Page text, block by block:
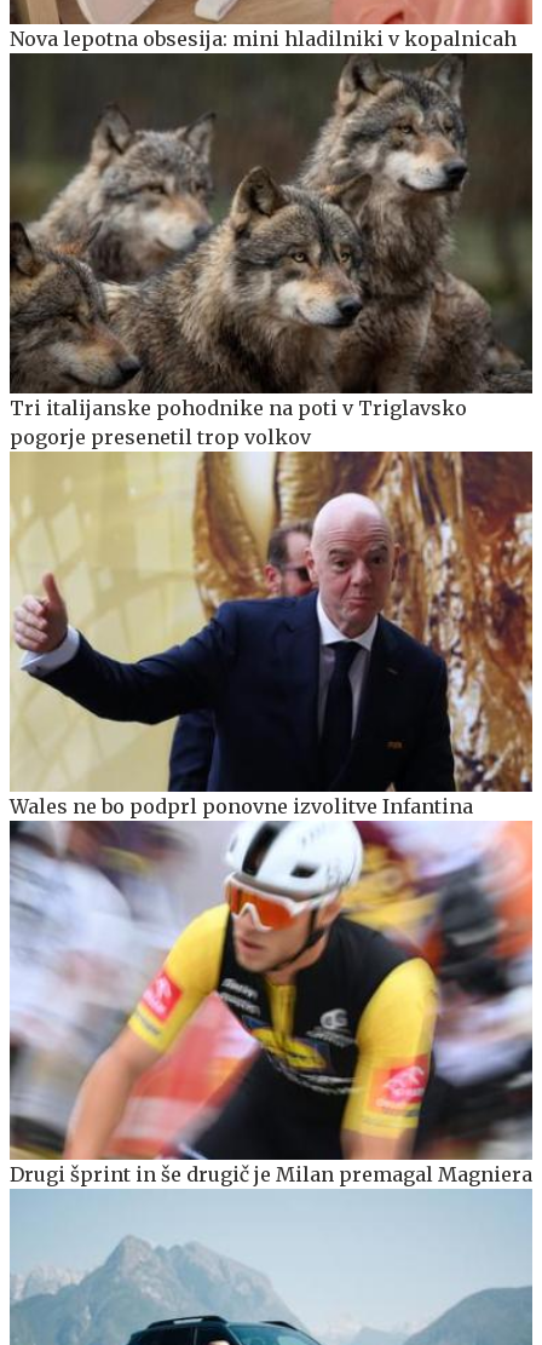
Nova lepotna obsesija: mini hladilniki v kopalnicah
Tri italijanske pohodnike na poti v Triglavsko
pogorje presenetil trop volkov
Wales ne bo podprl ponovne izvolitve Infantina
Drugi šprint in še drugič je Milan premagal Magniera